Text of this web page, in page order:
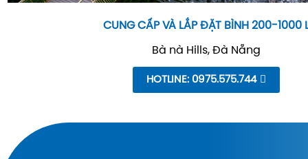
CUNG CẤP VÀ LẮP ĐẶT BÌNH 200-1000
Bà nà Hills, Đà Nẵng
HOTLINE: 0975.575.744